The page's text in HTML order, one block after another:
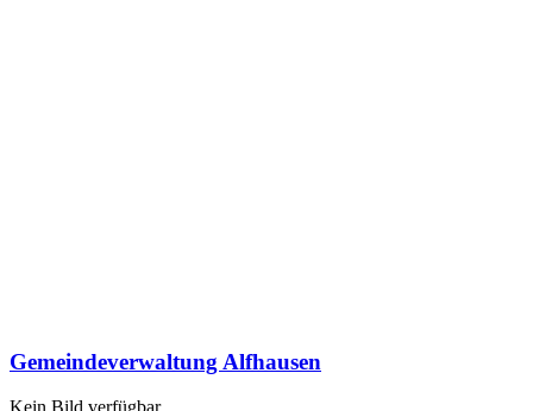
Gemeindeverwaltung Alfhausen